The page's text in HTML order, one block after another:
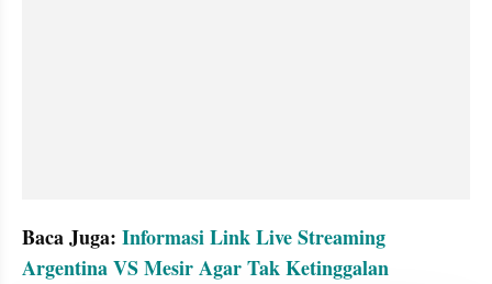
Baca Juga: Informasi Link Live Streaming
Argentina VS Mesir Agar Tak Ketinggalan